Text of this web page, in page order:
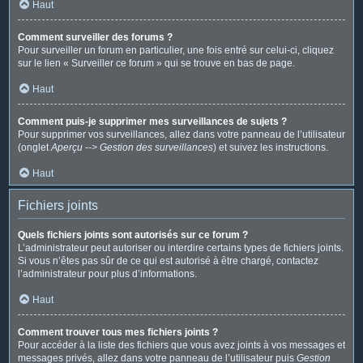
Haut
Comment surveiller des forums ?
Pour surveiller un forum en particulier, une fois entré sur celui-ci, cliquez
sur le lien « Surveiller ce forum » qui se trouve en bas de page.
Haut
Comment puis-je supprimer mes surveillances de sujets ?
Pour supprimer vos surveillances, allez dans votre panneau de l’utilisateur
(ongletAperçu --> Gestion des surveillances) et suivez les instructions.
Haut
Fichiers joints
Quels fichiers joints sont autorisés sur ce forum ?
L’administrateur peut autoriser ou interdire certains types de fichiers joints.
Si vous n’êtes pas sûr de ce qui est autorisé à être chargé, contactez
l’administrateur pour plus d’informations.
Haut
Comment trouver tous mes fichiers joints ?
Pour accéder à la liste des fichiers que vous avez joints à vos messages et
messages privés, allez dans votre panneau de l’utilisateur puis Gestion